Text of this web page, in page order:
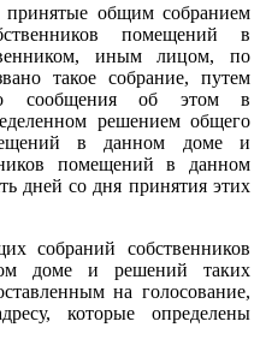
общим собранием
помещений в
иным лицом, по
такое собрание, путем
сообщения об этом в
решением общего
в данном доме и
помещений в данном
дней со дня принятия этих
собственников
доме и решений таких
на голосование,
которые определены